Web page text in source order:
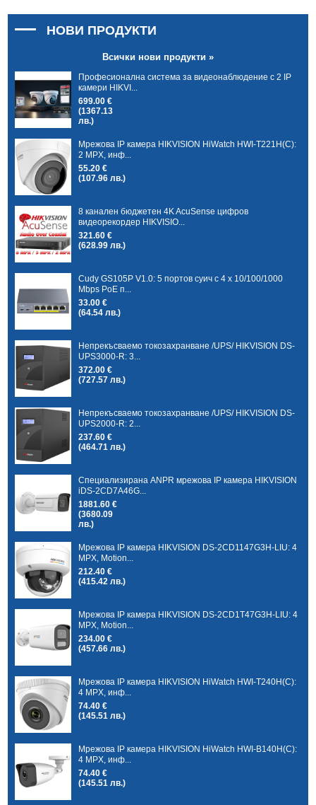
НОВИ ПРОДУКТИ
Всички нови продукти »
Професионална система за видеонаблюдение с 2 IP
камери HIKVI...
699.00 €
(1367.13
лв.)
Мрежова IP камера HIKVISION HiWatch HWI-T221H(C):
2 MPX, инф...
55.20 €
(107.96 лв.)
8 канален бюджетен 4K AcuSense цифров
видеорекордер HIKVISIO...
321.60 €
(628.99 лв.)
Cudy GS105P V1.0: 5 портов суич с 4 x 10/100/1000
Mbps PoE п...
33.00 €
(64.54 лв.)
Непрекъсваемо токозахранване /UPS/ HIKVISION DS-
UPS3000-R: 3...
372.00 €
(727.57 лв.)
Непрекъсваемо токозахранване /UPS/ HIKVISION DS-
UPS2000-R: 2...
237.60 €
(464.71 лв.)
Специализирана ANPR мрежова IP камера HIKVISION
iDS-2CD7A46G...
1881.60 €
(3680.09
лв.)
Мрежова IP камера HIKVISION DS-2CD1147G3H-LIU: 4
MPX, Motion...
212.40 €
(415.42 лв.)
Мрежова IP камера HIKVISION DS-2CD1T47G3H-LIU: 4
MPX, Motion...
234.00 €
(457.66 лв.)
Мрежова IP камера HIKVISION HiWatch HWI-T240H(C):
4 MPX, инф...
74.40 €
(145.51 лв.)
Мрежова IP камера HIKVISION HiWatch HWI-B140H(C):
4 MPX, инф...
74.40 €
(145.51 лв.)